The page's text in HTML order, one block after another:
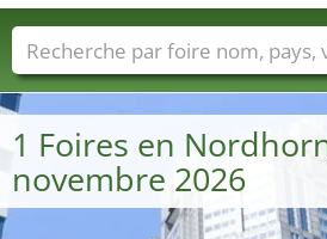
1 Foires en
novembre 2026
Foire noms Pays Villes
Secteurs du fournisseur de